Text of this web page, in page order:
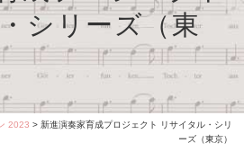
シリーズ（東
2023 > 新進演奏家育成プロジェクト リサイタル・シリ
ーズ（東京）